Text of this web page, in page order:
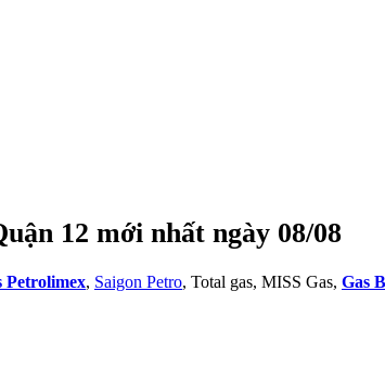
12 mới nhất ngày 08/08
Petrolimex, Saigon Petro, Total gas, MISS Gas, Gas